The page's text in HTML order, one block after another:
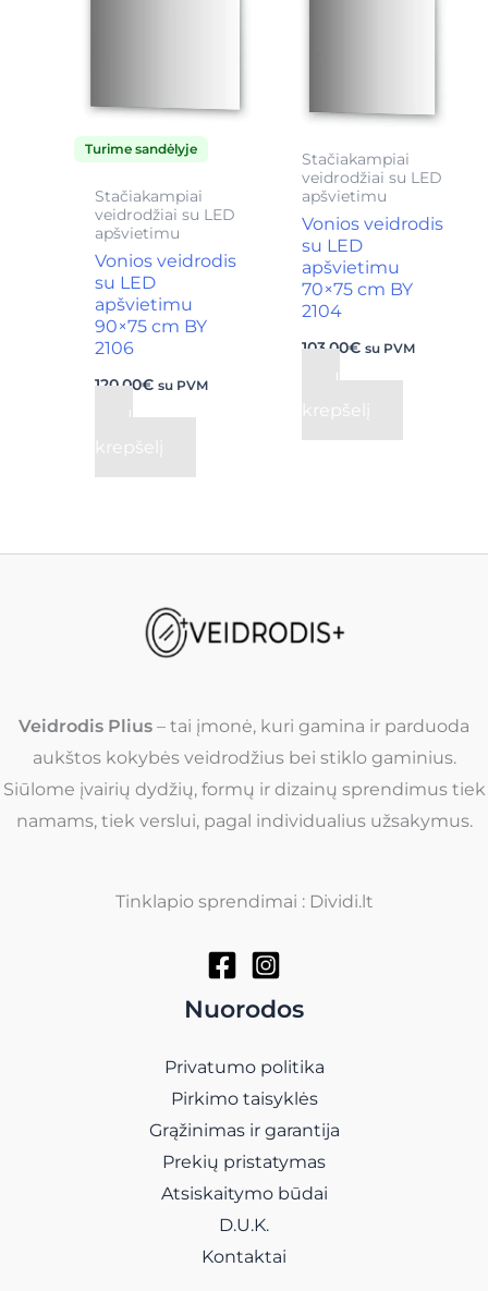
Turime sandėlyje
Stačiakampiai
veidrodžiai su LED
apšvietimu
Vonios veidrodis
su LED
apšvietimu
90×75 cm BY
2106
120,00€ su PVM
Į
krepšelį
Stačiakampiai
veidrodžiai su LED
apšvietimu
Vonios veidrodis
su LED
apšvietimu
70×75 cm BY
2104
103,00€ su PVM
Į
krepšelį
Veidrodis Plius – tai įmonė, kuri gamina ir parduoda
aukštos kokybės veidrodžius bei stiklo gaminius.
Siūlome įvairių dydžių, formų ir dizainų sprendimus tiek
namams, tiek verslui, pagal individualius užsakymus.
Tinklapio sprendimai : Dividi.lt
Nuorodos
Privatumo politika
Pirkimo taisyklės
Grąžinimas ir garantija
Prekių pristatymas
Atsiskaitymo būdai
D.U.K.
Kontaktai